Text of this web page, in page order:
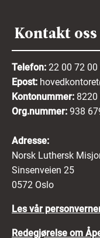
Kontakt oss
Telefon: 22 00 72
Epost:
Kontonummer: 8220
Org.nummer: 938
Adresse:
Norsk Luthersk
Sinsenveien 25
0572 Oslo
Les vår
Redegjørelse om